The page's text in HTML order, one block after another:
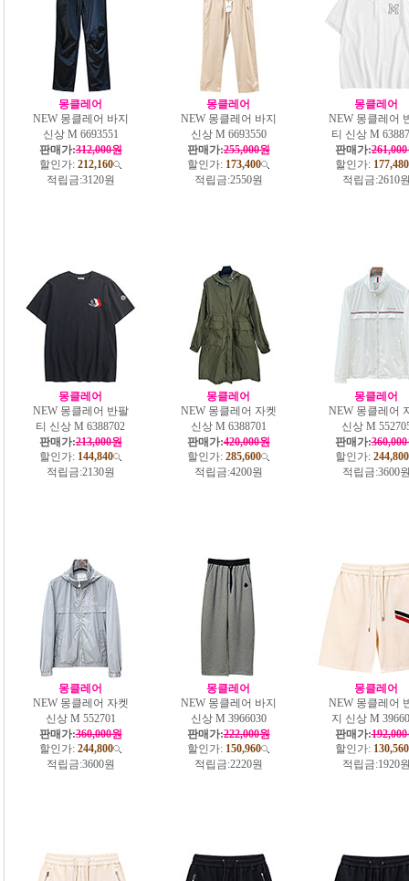
몽클레어
NEW 몽클레어 바지
신상 M 6693551
판매가:312,000원
할인가: 212,160
적립금:3120원
몽클레어
NEW 몽클레어 바지
신상 M 6693550
판매가:255,000원
할인가: 173,400
적립금:2550원
몽클레어
NEW 몽클레어
티 신상 M
판매가:
할인가: 177,480
적립금:2610
몽클레어
NEW 몽클레어 반팔
티 신상 M 6388702
판매가:213,000원
할인가: 144,840
적립금:2130원
몽클레어
NEW 몽클레어 자켓
신상 M 6388701
판매가:420,000원
할인가: 285,600
적립금:4200원
몽클레어
NEW 몽클레어
신상 M
판매가:
할인가: 244,800
적립금:3600
몽클레어
NEW 몽클레어 자켓
신상 M 552701
판매가:360,000원
할인가: 244,800
적립금:3600원
몽클레어
NEW 몽클레어 바지
신상 M 3966030
판매가:222,000원
할인가: 150,960
적립금:2220원
몽클레어
NEW 몽클레어
지 신상 M
판매가:
할인가: 130,560
적립금:1920